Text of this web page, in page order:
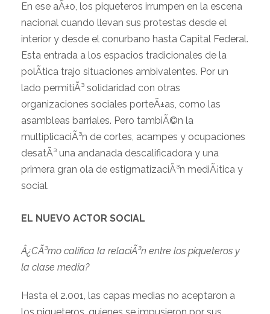
En ese aÃ±o, los piqueteros irrumpen en la escena
nacional cuando llevan sus protestas desde el
interior y desde el conurbano hasta Capital Federal.
Esta entrada a los espacios tradicionales de la
polÃ­tica trajo situaciones ambivalentes. Por un
lado permitiÃ³ solidaridad con otras
organizaciones sociales porteÃ±as, como las
asambleas barriales. Pero tambiÃ©n la
multiplicaciÃ³n de cortes, acampes y ocupaciones
desatÃ³ una andanada descalificadora y una
primera gran ola de estigmatizaciÃ³n mediÃ¡tica y
social.
EL NUEVO ACTOR SOCIAL
Â¿CÃ³mo califica la relaciÃ³n entre los piqueteros y
la clase media?
Hasta el 2.001, las capas medias no aceptaron a